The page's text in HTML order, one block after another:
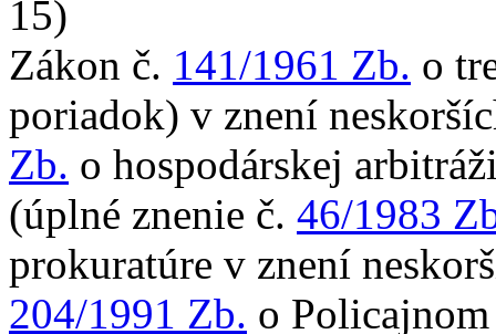
15)
Zákon č. 141/1961 Zb. o
poriadok) v znení
Zb. o hospodárskej
(úplné znenie č. 46/1983
prokuratúre v znení
204/1991 Zb. o